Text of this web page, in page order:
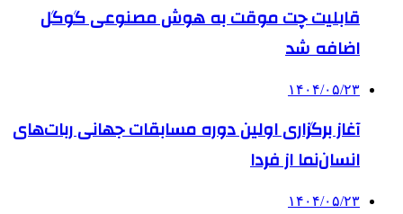
قابلیت چت موقت به هوش مصنوعی گوگل
اضافه شد
۱۴۰۴/۰۵/۲۳
آغاز برگزاری اولین دوره مسابقات جهانی ربات‌های
انسان‌نما از فردا
۱۴۰۴/۰۵/۲۳